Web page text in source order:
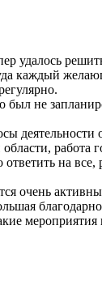
удалось
каждый
лярно.
был не
на все,
очень